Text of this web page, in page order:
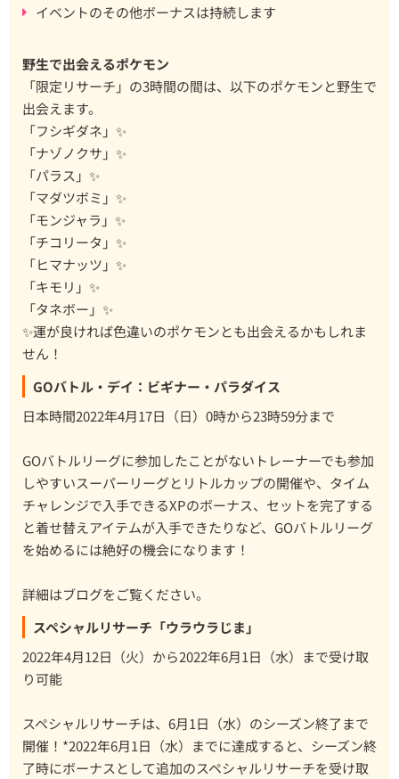
イベントのその他ボーナスは持続します
野生で出会えるポケモン
「限定リサーチ」の3時間の間は、以下のポケモンと野生で
出会えます。
「フシギダネ」✨
「ナゾノクサ」✨
「パラス」✨
「マダツボミ」✨
「モンジャラ」✨
「チコリータ」✨
「ヒマナッツ」✨
「キモリ」✨
「タネボー」✨
✨運が良ければ色違いのポケモンとも出会えるかもしれま
せん！
GOバトル・デイ：ビギナー・パラダイス
日本時間2022年4月17日（日）0時から23時59分まで
GOバトルリーグに参加したことがないトレーナーでも参加
しやすいスーパーリーグとリトルカップの開催や、タイム
チャレンジで入手できるXPのボーナス、セットを完了する
と着せ替えアイテムが入手できたりなど、GOバトルリーグ
を始めるには絶好の機会になります！
詳細はブログをご覧ください。
スペシャルリサーチ「ウラウラじま」
2022年4月12日（火）から2022年6月1日（水）まで受け取
り可能
スペシャルリサーチは、6月1日（水）のシーズン終了まで
開催！*2022年6月1日（水）までに達成すると、シーズン終
了時にボーナスとして追加のスペシャルリサーチを受け取